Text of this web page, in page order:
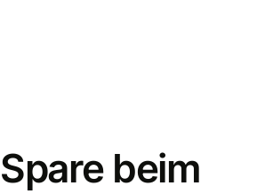
Spare beim